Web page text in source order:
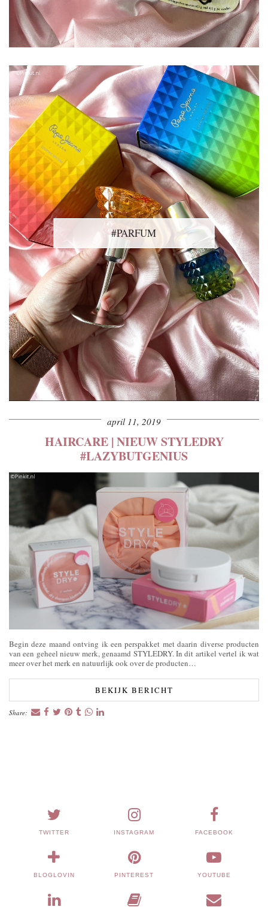
#PARFUM
april 11, 2019
HAIRCARE | NIEUW STYLEDRY
#LAZYBUTGENIUS
Begin deze maand ontving ik een perspakket met daarin diverse producten
van een geheel nieuw merk, genaamd STYLEDRY. In dit artikel vertel ik wat
meer over het merk en natuurlijk ook over de producten…
BEKIJK BERICHT
Share:
TWITTER INSTAGRAM FACEBOOK
BLOGLOVIN PINTEREST YOUTUBE